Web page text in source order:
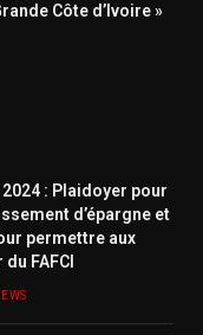
Côte d’Ivoire »
: Plaidoyer pour
d’épargne et
permettre aux
FAFCI